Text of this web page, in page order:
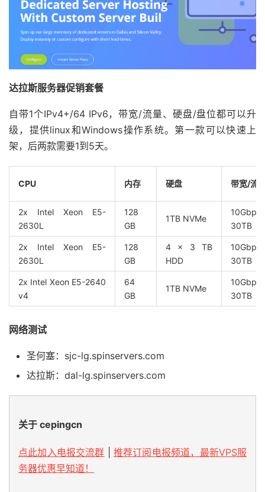
达拉斯服务器促销套餐
自带1个IPv4+/64 IPv6，带宽/流量、硬盘/盘位都可以升
级，提供linux和Windows操作系统。第一款可以快速上
架，后两款需要1到5天。
CPU 内存 硬盘 带宽/流
2x Intel Xeon E5-
2630L
128
GB
1TB NVMe
30TB
2x Intel Xeon E5-
2630L
128
GB
4 x 3 TB
HDD
30TB
2x Intel Xeon E5-2640
v4
64
GB
1TB NVMe
30TB
网络测试
圣何塞：sjc-lg.spinservers.com
达拉斯：dal-lg.spinservers.com
关于 cepingcn
点此加入电报交流群
推荐订阅电报频道，最新VPS服
务器优惠早知道！